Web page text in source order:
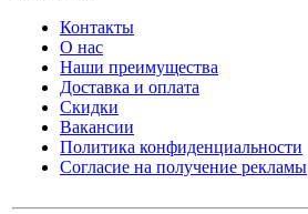
Контакты
О нас
Наши преимущества
Доставка и оплата
Скидки
Вакансии
Политика конфиденциальности
Согласие на получение рекламы